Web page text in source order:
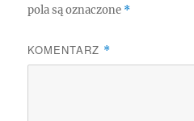
pola są oznaczone *
KOMENTARZ *